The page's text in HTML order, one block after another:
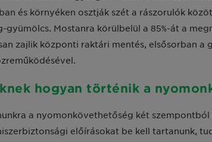
és környéken osztják szét a rászorulók
Mostanra körülbelül a 85%-át a
zajlik központi raktári mentés, elsősorban
hogyan történik a
a nyomonkövethetőség két szempontból
előírásokat be kell tartanunk,